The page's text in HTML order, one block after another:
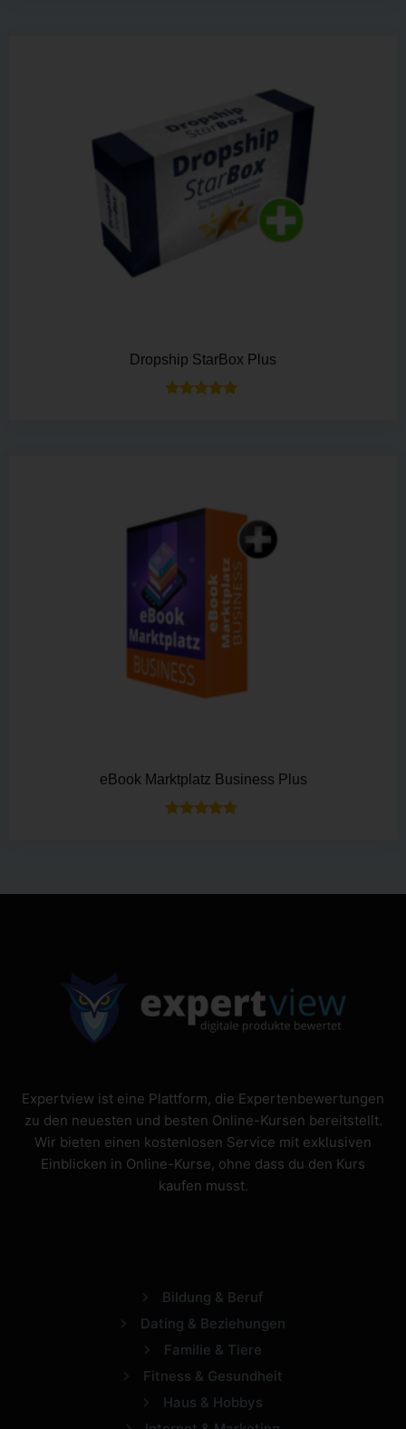
Dropship StarBox Plus
eBook Marktplatz Business Plus
Expertview ist eine Plattform, die Expertenbewertungen
zu den neuesten und besten Online-Kursen bereitstellt.
Wir bieten einen kostenlosen Service mit exklusiven
Einblicken in Online-Kurse, ohne dass du den Kurs
kaufen musst.
Bildung & Beruf
Dating & Beziehungen
Familie & Tiere
Fitness & Gesundheit
Haus & Hobbys